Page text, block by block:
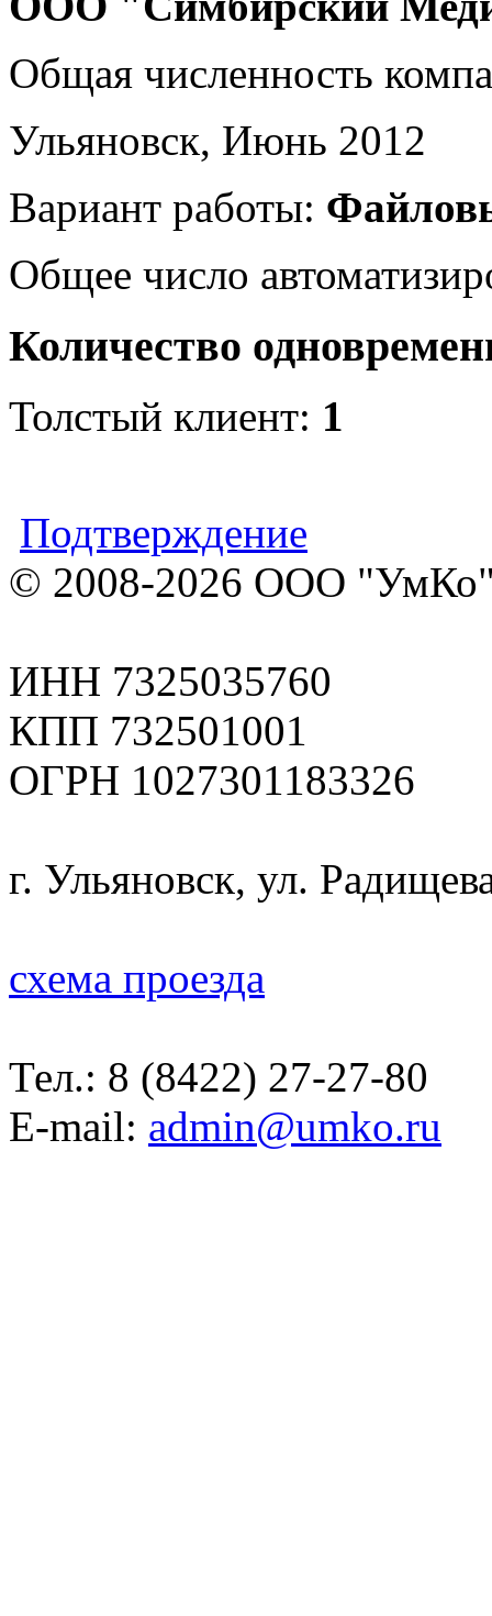
Общая численность
Ульяновск, Июнь 2012
Вариант работы:
Общее число
Количество
Толстый клиент: 1
Подтверждение
© 2008-2026 ООО
ИНН 7325035760
КПП 732501001
ОГРН 1027301183326
г. Ульяновск, ул.
схема проезда
Тел.: 8 (8422) 27-27-80
E-mail: admin@umko.ru